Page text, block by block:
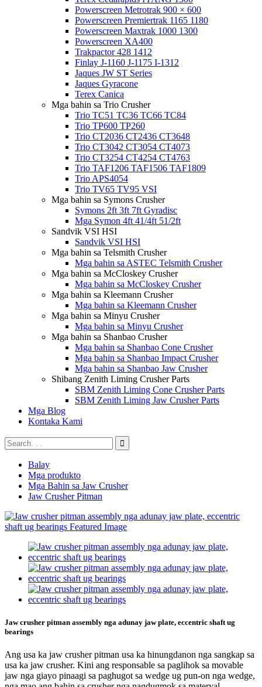
Powerscreen Metrotrak 900 × 600
Powerscreen Premiertrak 1165 1180
Powerscreen Maxtrak 1000 1300
Powerscreen XA400
Trakpactor 428 1412
Finlay J-1160 J-1175 I-1312
Jaques JW ST Series
Jaques Gyracone
Terex Canica
Mga bahin sa Trio Crusher
Trio TC51 TC36 TC66 TC84
Trio TP600 TP260
Trio CT2036 CT2436 CT3648
Trio CT3042 CT3054 CT4073
Trio CT3254 CT4254 CT4763
Trio TAF1206 TAF1506 TAF1809
Trio APS4054
Trio TV65 TV95 VSI
Mga bahin sa Symons Crusher
Symons 2ft 3ft 7ft Gyradisc
Mga Symon 4ft 41/4ft 51/2ft
Sandvik VSI HSI
Sandvik VSI HSI
Mga bahin sa Telsmith Crusher
Mga bahin sa ASTEC Telsmith Crusher
Mga bahin sa McCloskey Crusher
Mga bahin sa McCloskey Crusher
Mga bahin sa Kleemann Crusher
Mga bahin sa Kleemann Crusher
Mga bahin sa Minyu Crusher
Mga bahin sa Minyu Crusher
Mga bahin sa Shanbao Crusher
Mga bahin sa Shanbao Cone Crusher
Mga bahin sa Shanbao Impact Crusher
Mga bahin sa Shanbao Jaw Crusher
Shibang Zenith Liming Crusher Parts
SBM Zenith Liming Cone Crusher Parts
SBM Zenith Liming Jaw Crusher Parts
Mga Blog
Kontaka Kami
Balay
Mga produkto
Mga Bahin sa Jaw Crusher
Jaw Crusher Pitman
Jaw crusher pitman assembly nga adunay jaw plate, eccentric shaft ug
bearings
Ang usa ka jaw crusher pitman usa ka hinungdanon nga sangkap sa
usa ka jaw crusher. Kini ang responsable sa paglihok sa movable
jaw nga giayo pinaagi sa paghugot sa wedge ug pun-on nga wedge,